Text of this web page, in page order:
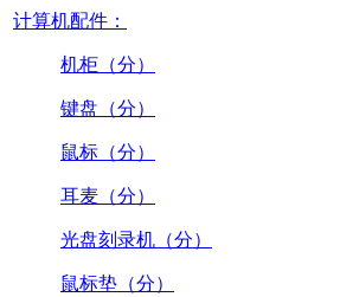
计算机配件：
机柜（分）
键盘（分）
鼠标（分）
耳麦（分）
光盘刻录机（分）
鼠标垫（分）